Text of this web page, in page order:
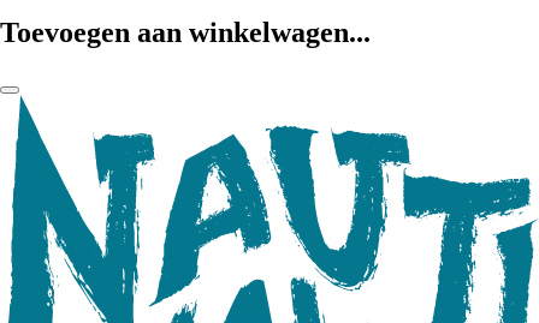
Toevoegen aan winkelwagen...